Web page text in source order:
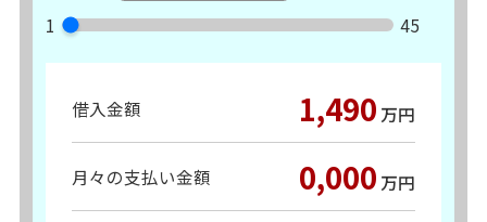
1 45
借入金額 1,490 万円
月々の支払い金額 0,000 万円